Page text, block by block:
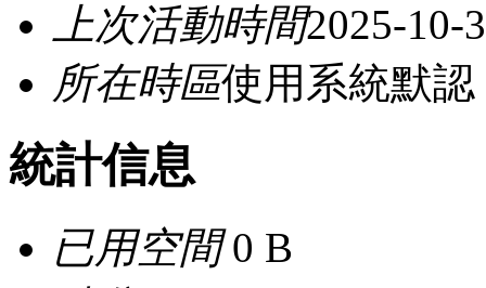
上次活動時間2025-10-
所在時區使用系統默認
統計信息
已用空間0 B